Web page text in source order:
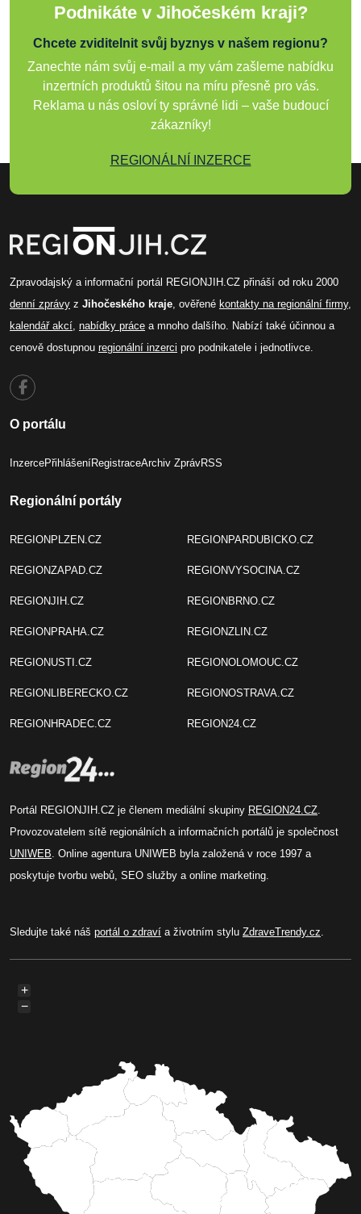
Podnikáte v Jihočeském kraji?
Chcete zviditelnit svůj byznys v našem regionu?
Zanechte nám svůj e-mail a my vám zašleme nabídku
inzertních produktů šitou na míru přesně pro vás.
Reklama u nás osloví ty správné lidi – vaše budoucí
zákazníky!
REGIONÁLNÍ INZERCE
Zpravodajský a informační portál REGIONJIH.CZ přináší od roku 2000
denní zprávy z Jihočeského kraje, ověřené kontakty na regionální firmy,
kalendář akcí, nabídky práce a mnoho dalšího. Nabízí také účinnou a
cenově dostupnou regionální inzerci pro podnikatele i jednotlivce.
O portálu
InzercePřihlášeníRegistraceArchiv ZprávRSS
Regionální portály
REGIONPLZEN.CZ
REGIONZAPAD.CZ
REGIONJIH.CZ
REGIONPRAHA.CZ
REGIONUSTI.CZ
REGIONLIBERECKO.CZ
REGIONHRADEC.CZ
REGIONPARDUBICKO.CZ
REGIONVYSOCINA.CZ
REGIONBRNO.CZ
REGIONZLIN.CZ
REGIONOLOMOUC.CZ
REGIONOSTRAVA.CZ
REGION24.CZ
Portál REGIONJIH.CZ je členem mediální skupiny REGION24.CZ.
Provozovatelem sítě regionálních a informačních portálů je společnost
UNIWEB. Online agentura UNIWEB byla založená v roce 1997 a
poskytuje tvorbu webů, SEO služby a online marketing.
Sledujte také náš portál o zdraví a životním stylu ZdraveTrendy.cz.
+
−